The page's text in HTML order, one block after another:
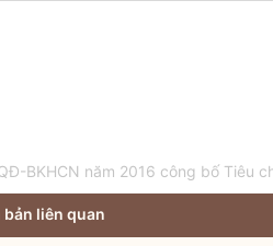
BKHCN năm 2016 công bố Tiêu
bản liên quan